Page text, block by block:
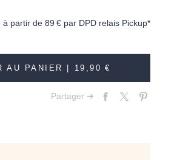
à partir de 89 € par DPD relais Pickup*
AU PANIER | 19,90 €
Partager ➔